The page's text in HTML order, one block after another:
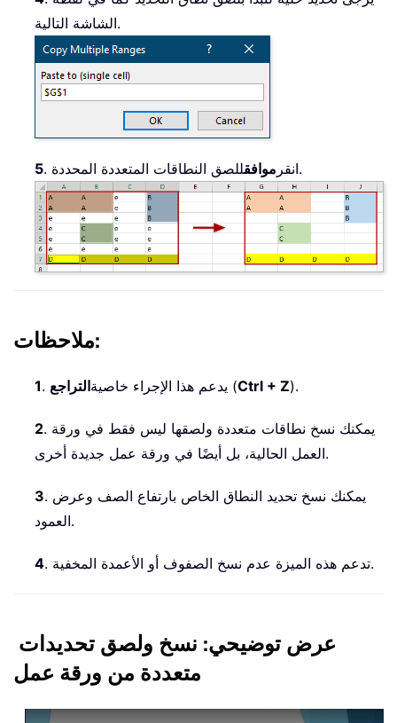
الشاشة التالية.
5 . انقر موافق للصق النطاقات المتعددة المحددة.
ملاحظات:
1 . يدعم هذا الإجراء خاصيةالتراجع (Ctrl + Z).
2. يمكنك نسخ نطاقات متعددة ولصقها ليس فقط في ورقة
العمل الحالية، بل أيضًا في ورقة عمل جديدة أخرى.
3. يمكنك نسخ تحديد النطاق الخاص بارتفاع الصف وعرض
العمود.
4 . تدعم هذه الميزة عدم نسخ الصفوف أو الأعمدة المخفية.
عرض توضيحي: نسخ ولصق تحديدات
متعددة من ورقة عمل